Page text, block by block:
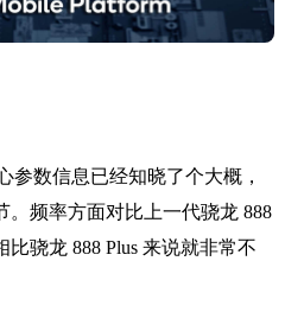
参数信息已经知晓了个大概，
。频率方面对比上一代骁龙 888
骁龙 888 Plus 来说就非常不